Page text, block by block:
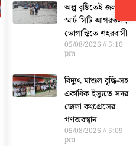
অল্প বৃষ্টিতেই জলমগ্ন
স্মার্ট সিটি আগরতলা,
ভোগান্তিতে শহরবাসী
05/08/2026 5:10
pm
বিদ্যুৎ মাশুল বৃদ্ধি-সহ
একাধিক ইস্যুতে সদর
জেলা কংগ্রেসের
গণঅবস্থান
05/08/2026 5:09
pm